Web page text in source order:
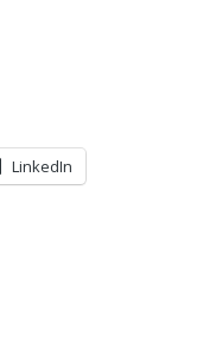
LinkedIn